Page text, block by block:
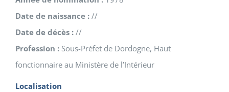
Date de naissance : //
Date de décès : //
Profession : Sous-Préfet de Dordogne, Haut
fonctionnaire au Ministère de l’Intérieur
Localisation